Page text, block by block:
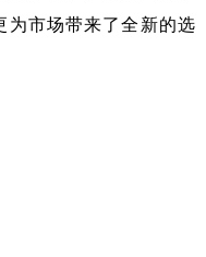
为市场带来了全新的选